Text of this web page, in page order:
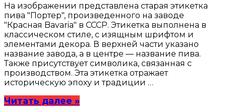
На изображении представлена старая этикетка
пива "Портер", произведенного на заводе
"Красная Bavaria" в СССР. Этикетка выполнена в
классическом стиле, с изящным шрифтом и
элементами декора. В верхней части указано
название завода, а в центре — название пива.
Также присутствует символика, связанная с
производством. Эта этикетка отражает
историческую эпоху и традиции …
Читать далее »